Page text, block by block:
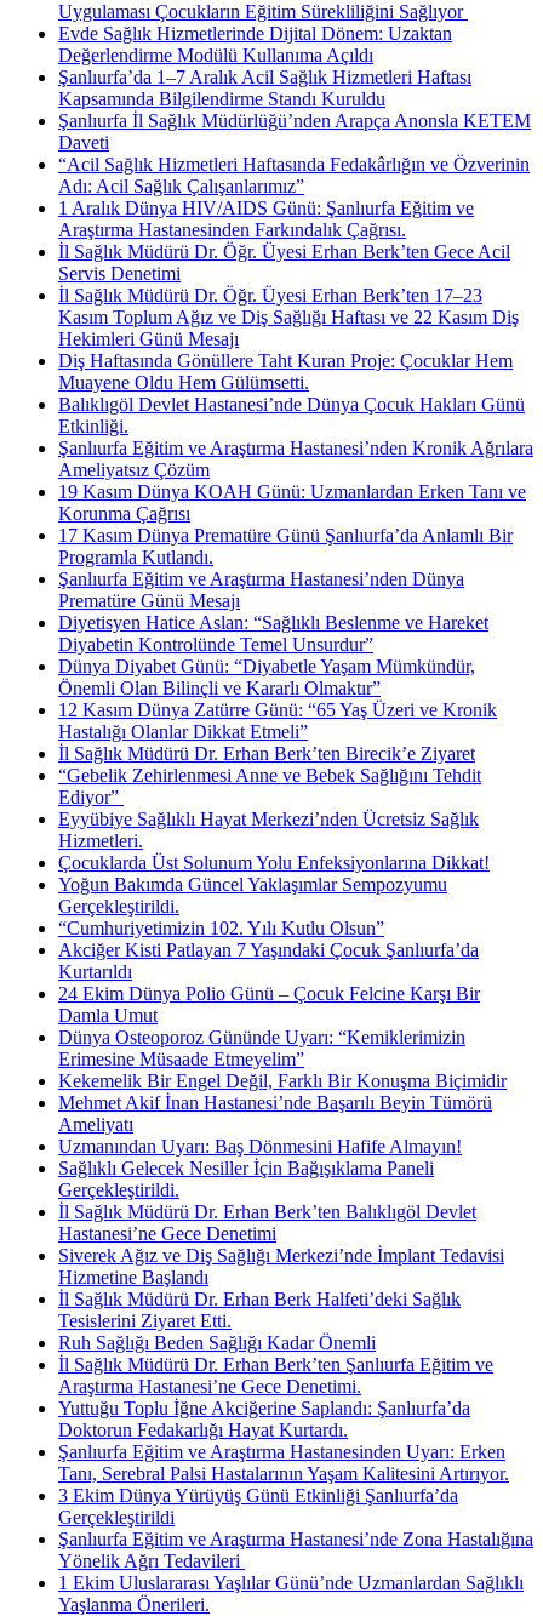
Uygulaması Çocukların Eğitim Sürekliliğini Sağlıyor ​
Evde Sağlık Hizmetlerinde Dijital Dönem: Uzaktan
Değerlendirme Modülü Kullanıma Açıldı
Şanlıurfa’da 1–7 Aralık Acil Sağlık Hizmetleri Haftası
Kapsamında Bilgilendirme Standı Kuruldu
Şanlıurfa İl Sağlık Müdürlüğü’nden Arapça Anonsla KETEM
Daveti
“Acil Sağlık Hizmetleri Haftasında Fedakârlığın ve Özverinin
Adı: Acil Sağlık Çalışanlarımız”
1 Aralık Dünya HIV/AIDS Günü: Şanlıurfa Eğitim ve
Araştırma Hastanesinden Farkındalık Çağrısı.
İl Sağlık Müdürü Dr. Öğr. Üyesi Erhan Berk’ten Gece Acil
Servis Denetimi
İl Sağlık Müdürü Dr. Öğr. Üyesi Erhan Berk’ten 17–23
Kasım Toplum Ağız ve Diş Sağlığı Haftası ve 22 Kasım Diş
Hekimleri Günü Mesajı
Diş Haftasında Gönüllere Taht Kuran Proje: Çocuklar Hem
Muayene Oldu Hem Gülümsetti.
Balıklıgöl Devlet Hastanesi’nde Dünya Çocuk Hakları Günü
Etkinliği.
Şanlıurfa Eğitim ve Araştırma Hastanesi’nden Kronik Ağrılara
Ameliyatsız Çözüm
19 Kasım Dünya KOAH Günü: Uzmanlardan Erken Tanı ve
Korunma Çağrısı
17 Kasım Dünya Prematüre Günü Şanlıurfa’da Anlamlı Bir
Programla Kutlandı.
Şanlıurfa Eğitim ve Araştırma Hastanesi’nden Dünya
Prematüre Günü Mesajı
Diyetisyen Hatice Aslan: “Sağlıklı Beslenme ve Hareket
Diyabetin Kontrolünde Temel Unsurdur”
Dünya Diyabet Günü: “Diyabetle Yaşam Mümkündür,
Önemli Olan Bilinçli ve Kararlı Olmaktır”
12 Kasım Dünya Zatürre Günü: “65 Yaş Üzeri ve Kronik
Hastalığı Olanlar Dikkat Etmeli”
İl Sağlık Müdürü Dr. Erhan Berk’ten Birecik’e Ziyaret
“Gebelik Zehirlenmesi Anne ve Bebek Sağlığını Tehdit
Ediyor” ​
Eyyübiye Sağlıklı Hayat Merkezi’nden Ücretsiz Sağlık
Hizmetleri.
Çocuklarda Üst Solunum Yolu Enfeksiyonlarına Dikkat!
Yoğun Bakımda Güncel Yaklaşımlar Sempozyumu
Gerçekleştirildi.
“Cumhuriyetimizin 102. Yılı Kutlu Olsun”
Akciğer Kisti Patlayan 7 Yaşındaki Çocuk Şanlıurfa’da
Kurtarıldı
24 Ekim Dünya Polio Günü – Çocuk Felcine Karşı Bir
Damla Umut
Dünya Osteoporoz Gününde Uyarı: “Kemiklerimizin
Erimesine Müsaade Etmeyelim”
Kekemelik Bir Engel Değil, Farklı Bir Konuşma Biçimidir
Mehmet Akif İnan Hastanesi’nde Başarılı Beyin Tümörü
Ameliyatı
Uzmanından Uyarı: Baş Dönmesini Hafife Almayın!
Sağlıklı Gelecek Nesiller İçin Bağışıklama Paneli
Gerçekleştirildi.
İl Sağlık Müdürü Dr. Erhan Berk’ten Balıklıgöl Devlet
Hastanesi’ne Gece Denetimi
Siverek Ağız ve Diş Sağlığı Merkezi’nde İmplant Tedavisi
Hizmetine Başlandı
İl Sağlık Müdürü Dr. Erhan Berk Halfeti’deki Sağlık
Tesislerini Ziyaret Etti.
Ruh Sağlığı Beden Sağlığı Kadar Önemli
İl Sağlık Müdürü Dr. Erhan Berk’ten Şanlıurfa Eğitim ve
Araştırma Hastanesi’ne Gece Denetimi.
Yuttuğu Toplu İğne Akciğerine Saplandı: Şanlıurfa’da
Doktorun Fedakarlığı Hayat Kurtardı.
Şanlıurfa Eğitim ve Araştırma Hastanesinden Uyarı: Erken
Tanı, Serebral Palsi Hastalarının Yaşam Kalitesini Artırıyor.
3 Ekim Dünya Yürüyüş Günü Etkinliği Şanlıurfa’da
Gerçekleştirildi
Şanlıurfa Eğitim ve Araştırma Hastanesi’nde Zona Hastalığına
Yönelik Ağrı Tedavileri ​
1 Ekim Uluslararası Yaşlılar Günü’nde Uzmanlardan Sağlıklı
Yaşlanma Önerileri.